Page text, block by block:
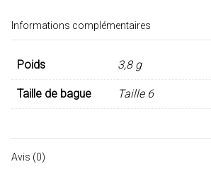
Informations complémentaires
Poids 3,8 g
Taille de bague Taille 6
Avis (0)